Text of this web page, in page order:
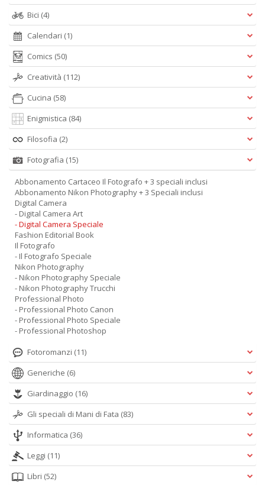
Bici (4)
Calendari (1)
Comics (50)
Creatività (112)
Cucina (58)
Enigmistica (84)
Filosofia (2)
Fotografia (15)
Abbonamento Cartaceo Il Fotografo + 3 speciali inclusi
Abbonamento Nikon Photography + 3 Speciali inclusi
Digital Camera
- Digital Camera Art
- Digital Camera Speciale
Fashion Editorial Book
Il Fotografo
- Il Fotografo Speciale
Nikon Photography
- Nikon Photography Speciale
- Nikon Photography Trucchi
Professional Photo
- Professional Photo Canon
- Professional Photo Speciale
- Professional Photoshop
Fotoromanzi (11)
Generiche (6)
Giardinaggio (16)
Gli speciali di Mani di Fata (83)
Informatica (36)
Leggi (11)
Libri (52)